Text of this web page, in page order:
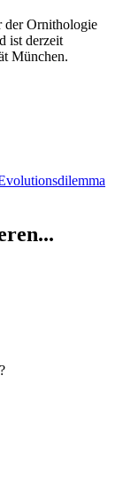
der Ornithologie
ist derzeit
München.